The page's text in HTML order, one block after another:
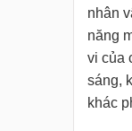
nhân
năng
vi của
sáng,
khác